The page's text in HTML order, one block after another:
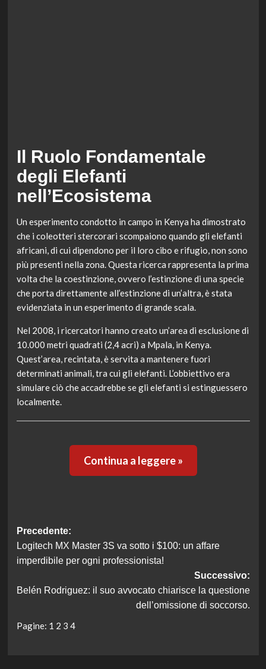
Il Ruolo Fondamentale
degli Elefanti
nell’Ecosistema
Un esperimento condotto in campo in Kenya ha dimostrato
che i coleotteri stercorari scompaiono quando gli elefanti
africani, di cui dipendono per il loro cibo e rifugio, non sono
più presenti nella zona. Questa ricerca rappresenta la prima
volta che la coestinzione, ovvero l’estinzione di una specie
che porta direttamente all’estinzione di un’altra, è stata
evidenziata in un esperimento di grande scala.
Nel 2008, i ricercatori hanno creato un’area di esclusione di
10.000 metri quadrati (2,4 acri) a Mpala, in Kenya.
Quest’area, recintata, è servita a mantenere fuori
determinati animali, tra cui gli elefanti. L’obbiettivo era
simulare ciò che accadrebbe se gli elefanti si estinguessero
localmente.
Continua a leggere »
Navigazione
articolo
Precedente:
Logitech MX Master 3S va sotto i $100: un affare
imperdibile per ogni professionista!
Successivo:
Belén Rodriguez: il suo avvocato chiarisce la questione
dell’omissione di soccorso.
Pagine: 1 2 3 4